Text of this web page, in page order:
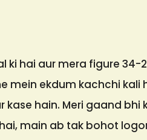
ki hai aur mera figure 34-
mein ekdum kachchi kali
hain. Meri gaand bhi
main ab tak bohot